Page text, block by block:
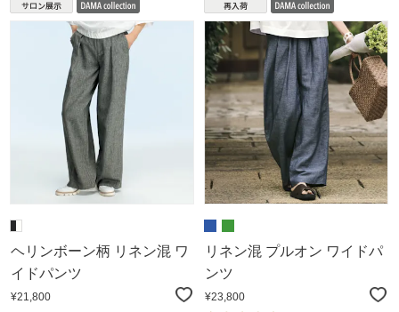
ヘリンボーン柄 リネン混 ワ
イドパンツ
¥21,800
リネン混 プルオン ワイドパ
ンツ
¥23,800